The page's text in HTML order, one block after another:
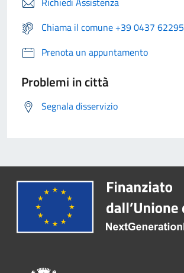
Chiama il comune +39 0437 62295
Prenota un appuntamento
Problemi in città
Segnala disservizio